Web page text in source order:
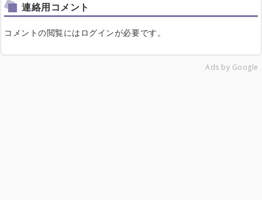
連絡用コメント
コメントの閲覧にはログインが必要です。
Ads by Google